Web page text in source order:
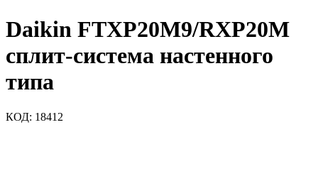
Daikin FTXP20M9/RXP20M
cплит-система настенного
типа
КОД: 18412